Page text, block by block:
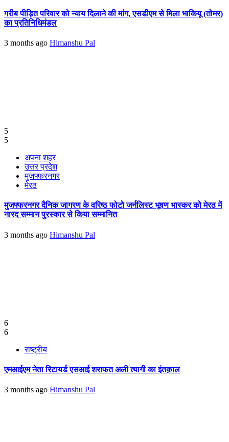
गरीब पीड़ित परिवार को न्याय दिलाने की मांग, एसडीएम से मिला भाकियू (तोमर)
का प्रतिनिधिमंडल
3 months ago Himanshu Pal
5
5
अपना शहर
उत्तर प्रदेश
मुजफ्फरनगर
मेरठ
मुजफ्फरनगर दैनिक जागरण के वरिष्ठ फोटो जर्नलिस्ट भूषण भास्कर को मेरठ में
नारद सम्मान पुरस्कार से किया सम्मानित
3 months ago Himanshu Pal
6
6
राष्ट्रीय
एमआईएम नेता रिटायर्ड एसआई शराफत अली त्यागी का इंतक़ाल
3 months ago Himanshu Pal